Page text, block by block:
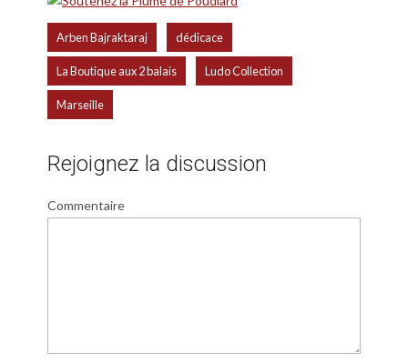
Arben Bajraktaraj dédicace
La Boutique aux 2 balais Ludo Collection
Marseille
Rejoignez la discussion
Commentaire